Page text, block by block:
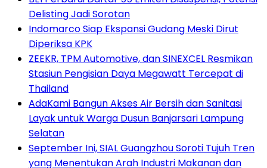
Delisting Jadi Sorotan
Indomarco Siap Ekspansi Gudang Meski Dirut
Diperiksa KPK
ZEEKR, TPM Automotive, dan SINEXCEL Resmikan
Stasiun Pengisian Daya Megawatt Tercepat di
Thailand
AdaKami Bangun Akses Air Bersih dan Sanitasi
Layak untuk Warga Dusun Banjarsari Lampung
Selatan
September Ini, SIAL Guangzhou Soroti Tujuh Tren
yang Menentukan Arah Industri Makanan dan